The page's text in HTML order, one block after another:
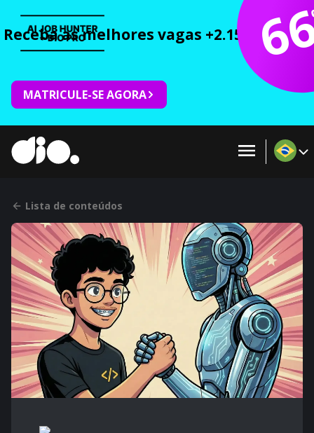
Receba as melhores vagas +2.150 cursos
MATRICULE-SE AGORA
Lista de conteúdos